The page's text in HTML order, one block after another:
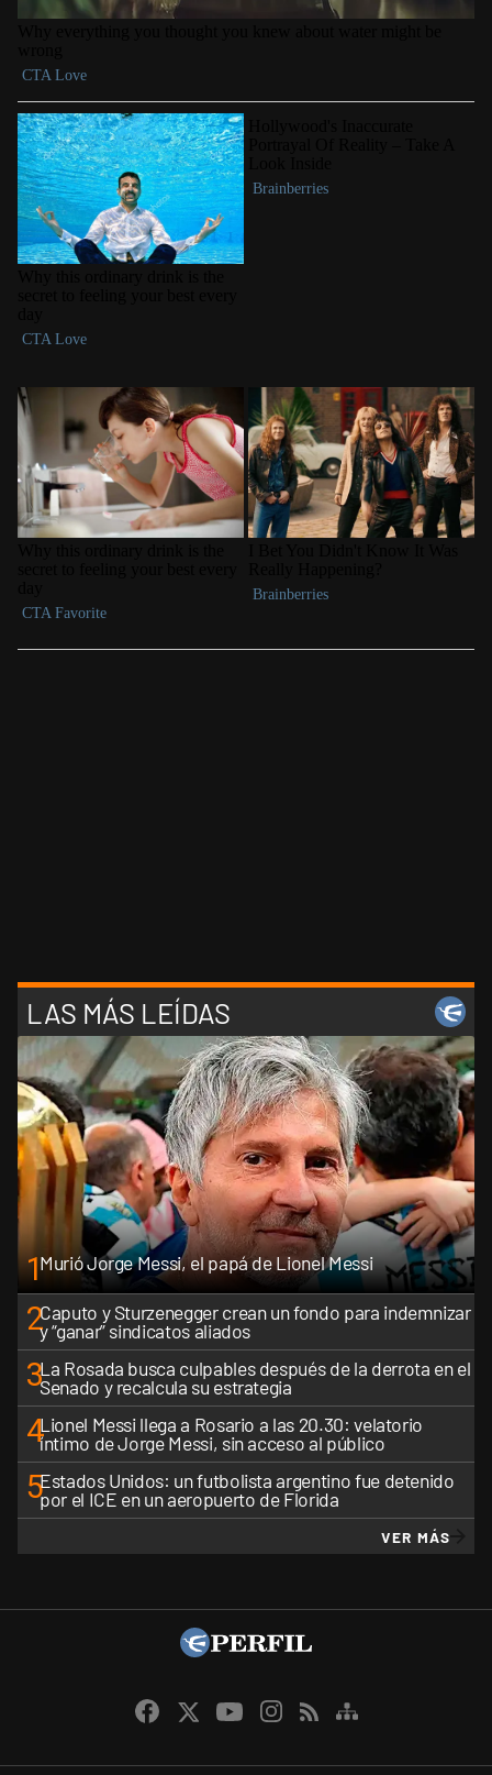
LAS MÁS LEÍDAS
1Murió Jorge Messi, el papá de Lionel Messi
2Caputo y Sturzenegger crean un fondo para indemnizar
y “ganar” sindicatos aliados
3La Rosada busca culpables después de la derrota en el
Senado y recalcula su estrategia
4Lionel Messi llega a Rosario a las 20.30: velatorio
íntimo de Jorge Messi, sin acceso al público
5Estados Unidos: un futbolista argentino fue detenido
por el ICE en un aeropuerto de Florida
VER MÁS